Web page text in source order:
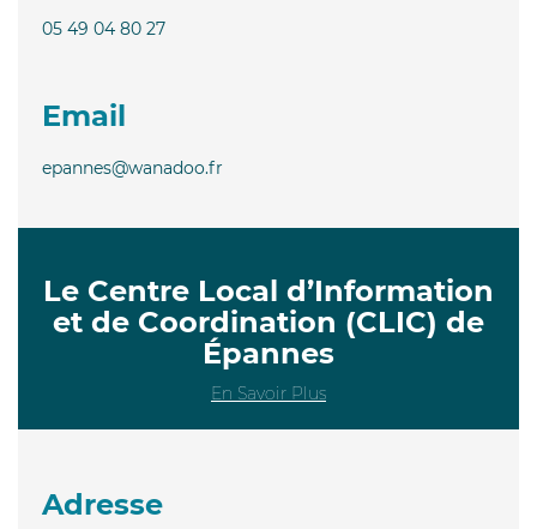
05 49 04 80 27
Email
epannes@wanadoo.fr
Le Centre Local d’Information
et de Coordination (CLIC) de
Épannes
En Savoir Plus
Adresse